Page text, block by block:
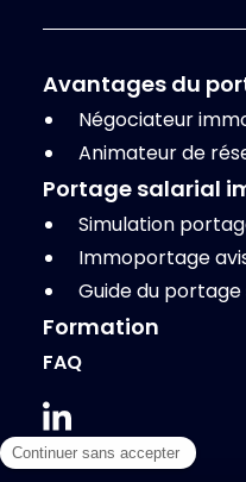
Avantages du
Négociateur
Animateur de
Portage salarial
Simulation
Immoportage
Guide du
Formation
FAQ